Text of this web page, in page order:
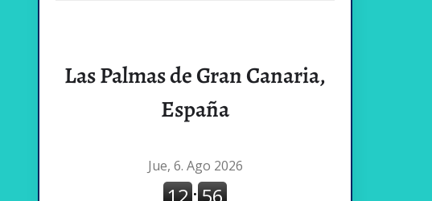
Las Palmas de Gran Canaria,
España